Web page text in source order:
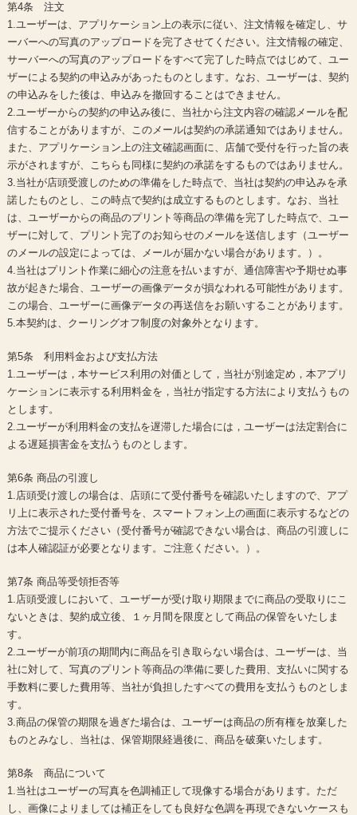
第4条 注文
1.ユーザーは、アプリケーション上の表示に従い、注文情報を確定し、サ
ーバーへの写真のアップロードを完了させてください。注文情報の確定、
サーバーへの写真のアップロードをすべて完了した時点ではじめて、ユー
ザーによる契約の申込みがあったものとします。なお、ユーザーは、契約
の申込みをした後は、申込みを撤回することはできません。
2.ユーザーからの契約の申込み後に、当社から注文内容の確認メールを配
信することがありますが、このメールは契約の承諾通知ではありません。
また、アプリケーション上の注文確認画面に、店舗で受付を行った旨の表
示がされますが、こちらも同様に契約の承諾をするものではありません。
3.当社が店頭受渡しのための準備をした時点で、当社は契約の申込みを承
諾したものとし、この時点で契約は成立するものとします。なお、当社
は、ユーザーからの商品のプリント等商品の準備を完了した時点で、ユー
ザーに対して、プリント完了のお知らせのメールを送信します（ユーザー
のメールの設定によっては、メールが届かない場合があります。）。
4.当社はプリント作業に細心の注意を払いますが、通信障害や予期せぬ事
故が起きた場合、ユーザーの画像データが損なわれる可能性があります。
この場合、ユーザーに画像データの再送信をお願いすることがあります。
5.本契約は、クーリングオフ制度の対象外となります。
第5条 利用料金および支払方法
1.ユーザーは，本サービス利用の対価として，当社が別途定め，本アプリ
ケーションに表示する利用料金を，当社が指定する方法により支払うもの
とします。
2.ユーザーが利用料金の支払を遅滞した場合には，ユーザーは法定割合に
よる遅延損害金を支払うものとします。
第6条 商品の引渡し
1.店頭受け渡しの場合は、店頭にて受付番号を確認いたしますので、アプ
リ上に表示された受付番号を、スマートフォン上の画面に表示するなどの
方法でご提示ください（受付番号が確認できない場合は、商品の引渡しに
は本人確認証が必要となります。ご注意ください。）。
第7条 商品等受領拒否等
1.店頭受渡しにおいて、ユーザーが受け取り期限までに商品の受取りにこ
ないときは、契約成立後、１ヶ月間を限度として商品の保管をいたしま
す。
2.ユーザーが前項の期間内に商品を引き取らない場合は、ユーザーは、当
社に対して、写真のプリント等商品の準備に要した費用、支払いに関する
手数料に要した費用等、当社が負担したすべての費用を支払うものとしま
す。
3.商品の保管の期限を過ぎた場合は、ユーザーは商品の所有権を放棄した
ものとみなし、当社は、保管期限経過後に、商品を破棄いたします。
第8条 商品について
1.当社はユーザーの写真を色調補正して現像する場合があります。ただ
し、画像によりましては補正をしても良好な色調を再現できないケースも